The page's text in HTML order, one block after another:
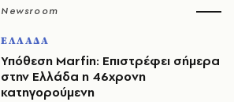
Newsroom
ΕΛΛΑΔΑ
Υπόθεση Marfin: Επιστρέφει σήμερα
στην Ελλάδα η 46χρονη
κατηγορούμενη